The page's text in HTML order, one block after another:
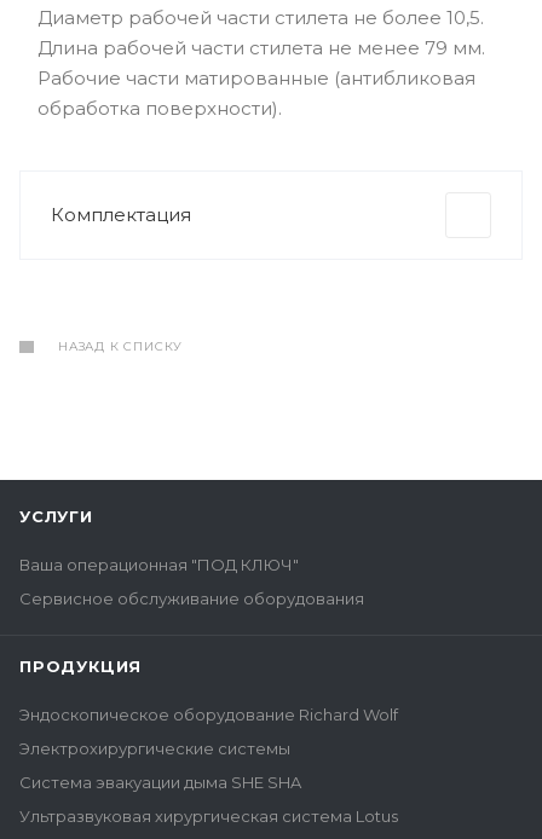
Диаметр рабочей части стилета не более 10,5.
Длина рабочей части стилета не менее 79 мм.
Рабочие части матированные (антибликовая
обработка поверхности).
Комплектация
НАЗАД К СПИСКУ
УСЛУГИ
Ваша операционная "ПОД КЛЮЧ"
Сервисное обслуживание оборудования
ПРОДУКЦИЯ
Эндоскопическое оборудование Richard Wolf
Электрохирургические системы
Система эвакуации дыма SHE SHA
Ультразвуковая хирургическая система Lotus